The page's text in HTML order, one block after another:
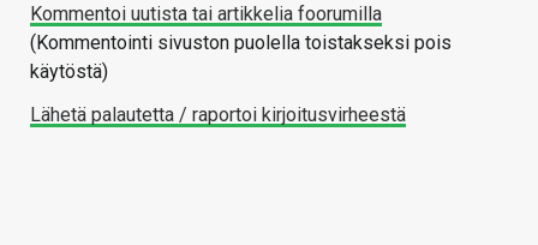
Kommentoi uutista tai artikkelia foorumilla
(Kommentointi sivuston puolella toistakseksi pois
käytöstä)
Lähetä palautetta / raportoi kirjoitusvirheestä